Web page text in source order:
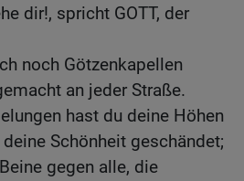
dir!, spricht GOTT, der
noch Götzenkapellen
an jeder Straße.
hast du deine Höhen
Schönheit geschändet;
gegen alle, die